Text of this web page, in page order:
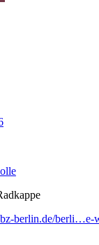
berlin.de/berli…e-